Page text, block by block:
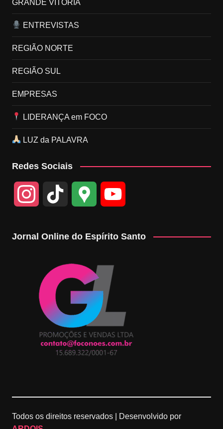
GRANDE VITÓRIA
ENTREVISTAS
REGIÃO NORTE
REGIÃO SUL
EMPRESAS
LIDERANÇA em FOCO
LUZ da PALAVRA
Redes Sociais
a
r
o
k
o
g
l
e
M
s
b
e
a
Jornal Online do Espírito Santo
Todos os direitos reservados |
Desenvolvido por